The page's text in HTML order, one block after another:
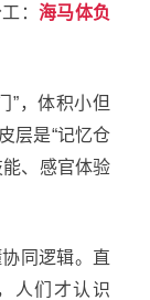
： 海马体负
”，体积小但
层是“记忆仓
、感官体验
同逻辑。直
人们才认识